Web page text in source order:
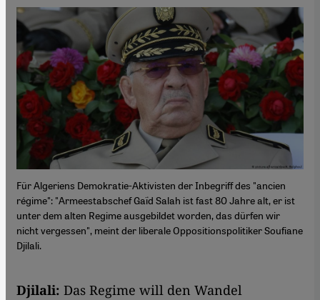
Für Algeriens Demokratie-Aktivisten der Inbegriff des "ancien
régime": "Armeestabschef Gaïd Salah ist fast 80 Jahre alt, er ist
unter dem alten Regime ausgebildet worden, das dürfen wir
nicht vergessen", meint der liberale Oppositionspolitiker Soufiane
Djilali.
Djilali: Das Regime will den Wandel